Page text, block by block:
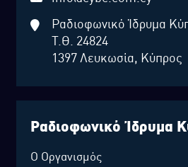
Ραδιοφωνικό Ίδρυμα
Τ.Θ. 24824
1397 Λευκωσία, Κύπρος
Ραδιοφωνικό Ίδρυμα
Ο Οργανισμός